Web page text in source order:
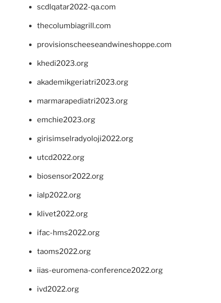
scdlqatar2022-qa.com
thecolumbiagrill.com
provisionscheeseandwineshoppe.com
khedi2023.org
akademikgeriatri2023.org
marmarapediatri2023.org
emchie2023.org
girisimselradyoloji2022.org
utcd2022.org
biosensor2022.org
ialp2022.org
klivet2022.org
ifac-hms2022.org
taoms2022.org
iias-euromena-conference2022.org
ivd2022.org